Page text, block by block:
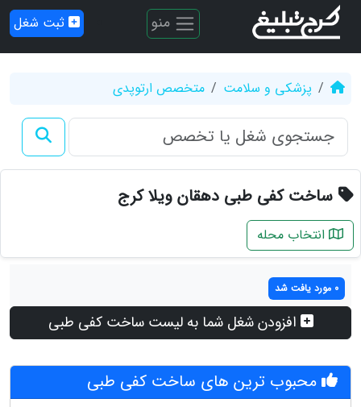
منو ثبت شغل
پزشکی و سلامت متخصص ارتوپدی
ساخت کفی طبی دهقان ویلا کرج
انتخاب محله
0 مورد یافت شد
افزودن شغل شما به لیست ساخت کفی طبی
محبوب ترین های ساخت کفی طبی